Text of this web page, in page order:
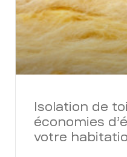
Isolation de
économies
votre